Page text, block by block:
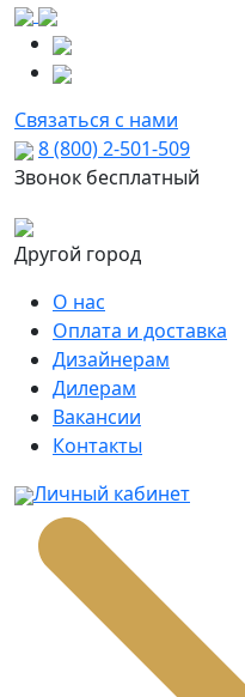
Связаться с нами
8 (800) 2-501-509
Звонок бесплатный
Другой город
О нас
Оплата и доставка
Дизайнерам
Дилерам
Вакансии
Контакты
Личный кабинет